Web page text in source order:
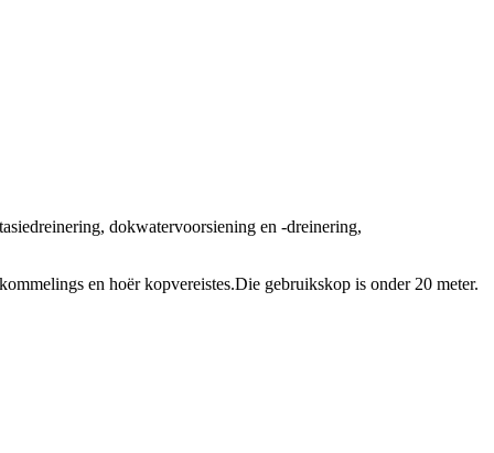
dokwatervoorsiening en -dreinering,
en hoër kopvereistes.Die gebruikskop is onder 20 meter.